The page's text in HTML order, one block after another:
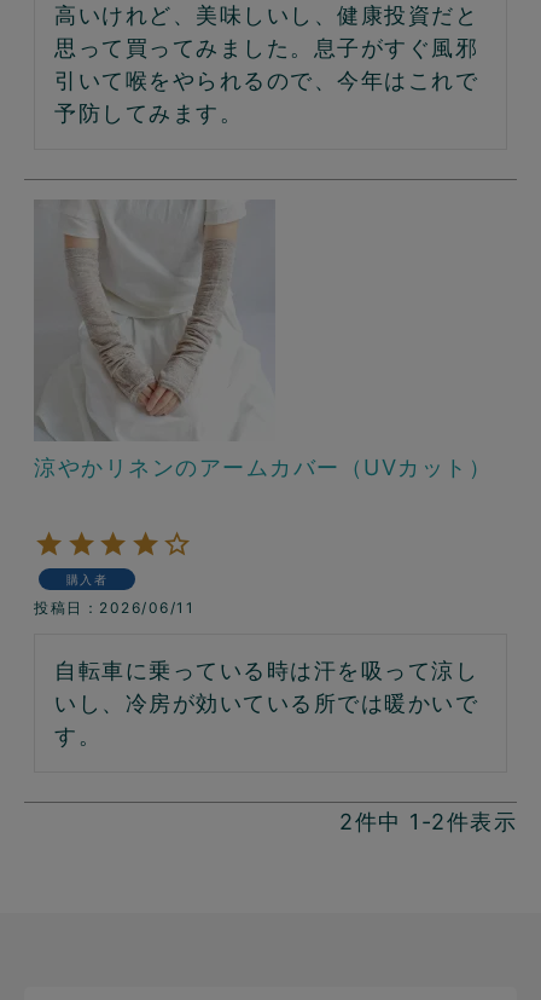
高いけれど、美味しいし、健康投資だと
思って買ってみました。息子がすぐ風邪
引いて喉をやられるので、今年はこれで
予防してみます。
涼やかリネンのアームカバー（UVカット）
購入者
投稿日 2026/06/11
自転車に乗っている時は汗を吸って涼し
いし、冷房が効いている所では暖かいで
す。
2件中 1 -2件表示